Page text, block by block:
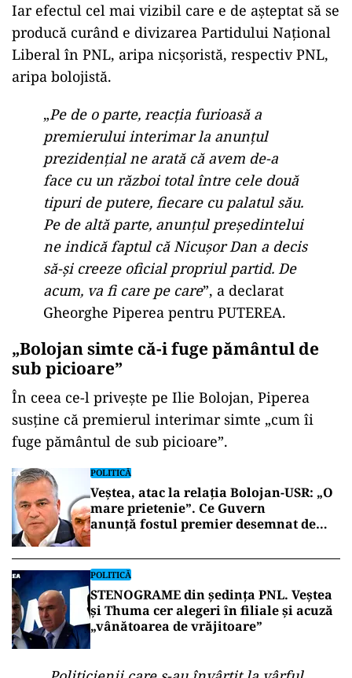
Iar efectul cel mai vizibil care e de așteptat să se
producă curând e divizarea Partidului Național
Liberal în PNL, aripa nicșoristă, respectiv PNL,
aripa bolojistă.
„Pe de o parte, reacția furioasă a
premierului interimar la anunțul
prezidențial ne arată că avem de-a
face cu un război total între cele două
tipuri de putere, fiecare cu palatul său.
Pe de altă parte, anunțul președintelui
ne indică faptul că Nicușor Dan a decis
să-și creeze oficial propriul partid. De
acum, va fi care pe care”, a declarat
Gheorghe Piperea pentru PUTEREA.
„Bolojan simte că-i fuge pământul de
sub picioare”
În ceea ce-l privește pe Ilie Bolojan, Piperea
susține că premierul interimar simte „cum îi
fuge pământul de sub picioare”.
POLITICĂ
Veștea, atac la relația Bolojan-USR: „O
mare prietenie”. Ce Guvern
anunță fostul premier desemnat de
POLITICĂ
STENOGRAME din ședința PNL. Veștea
și Thuma cer alegeri în filiale și acuză
„vânătoarea de vrăjitoare”